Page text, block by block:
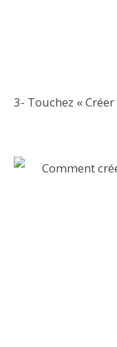
3- Touchez «